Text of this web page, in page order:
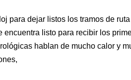
para dejar listos los tramos de
listo para recibir los
hablan de mucho calor y